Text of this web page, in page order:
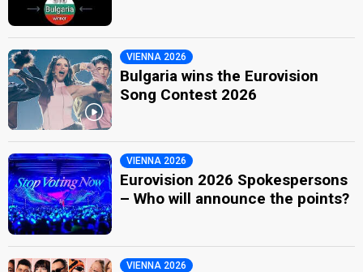
VIENNA 2026
Bulgaria wins the Eurovision
Song Contest 2026
VIENNA 2026
Eurovision 2026 Spokespersons
– Who will announce the points?
VIENNA 2026